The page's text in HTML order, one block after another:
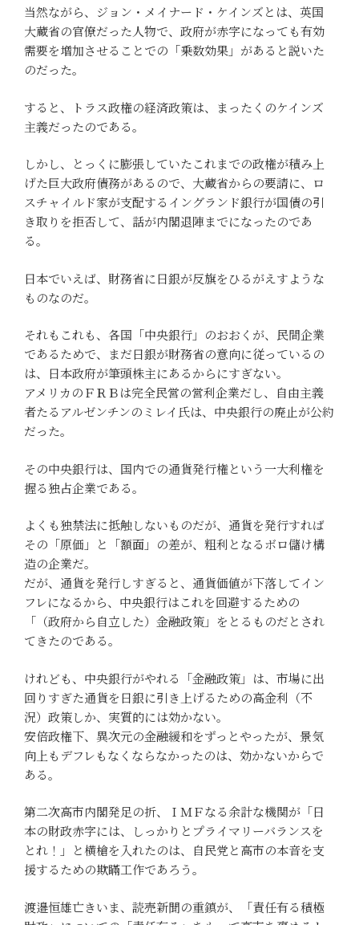
当然ながら、ジョン・メイナード・ケインズとは、英国
大蔵省の官僚だった人物で、政府が赤字になっても有効
需要を増加させることでの「乗数効果」があると説いた
のだった。
すると、トラス政権の経済政策は、まったくのケインズ
主義だったのである。
しかし、とっくに膨張していたこれまでの政権が積み上
げた巨大政府債務があるので、大蔵省からの要請に、ロ
スチャイルド家が支配するイングランド銀行が国債の引
き取りを拒否して、話が内閣退陣までになったのであ
る。
日本でいえば、財務省に日銀が反旗をひるがえすような
ものなのだ。
それもこれも、各国「中央銀行」のおおくが、民間企業
であるためで、まだ日銀が財務省の意向に従っているの
は、日本政府が筆頭株主にあるからにすぎない。
アメリカのＦＲＢは完全民営の営利企業だし、自由主義
者たるアルゼンチンのミレイ氏は、中央銀行の廃止が公約
だった。
その中央銀行は、国内での通貨発行権という一大利権を
握る独占企業である。
よくも独禁法に抵触しないものだが、通貨を発行すれば
その「原価」と「額面」の差が、粗利となるボロ儲け構
造の企業だ。
だが、通貨を発行しすぎると、通貨価値が下落してイン
フレになるから、中央銀行はこれを回避するための
「（政府から自立した）金融政策」をとるものだとされ
てきたのである。
けれども、中央銀行がやれる「金融政策」は、市場に出
回りすぎた通貨を日銀に引き上げるための高金利（不
況）政策しか、実質的には効かない。
安倍政権下、異次元の金融緩和をずっとやったが、景気
向上もデフレもなくならなかったのは、効かないからで
ある。
第二次高市内閣発足の折、ＩＭＦなる余計な機関が「日
本の財政赤字には、しっかりとプライマリーバランスを
とれ！」と横槍を入れたのは、自民党と高市の本音を支
援するための欺瞞工作であろう。
渡邉恒雄亡きいま、読売新聞の重鎮が、「責任有る積極